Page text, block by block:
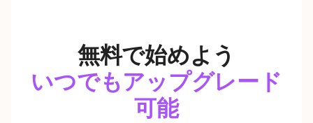
無料で始めよう
いつでもアップグレード
可能